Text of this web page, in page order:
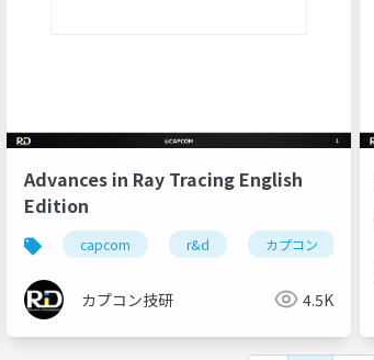
カプコン技研
Advances in Ray Tracing English
Edition
capcom r&d カプコン
カプコン技研 4.5K